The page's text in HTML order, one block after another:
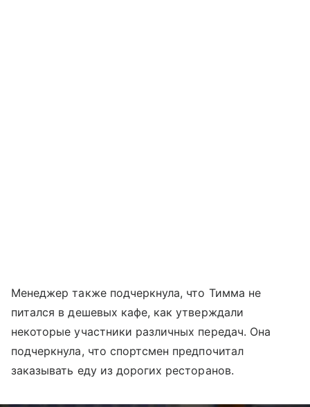
Менеджер также подчеркнула, что Тимма не
питался в дешевых кафе, как утверждали
некоторые участники различных передач. Она
подчеркнула, что спортсмен предпочитал
заказывать еду из дорогих ресторанов.